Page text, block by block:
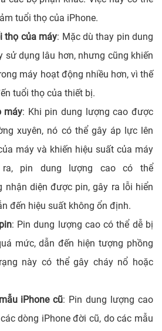
tuổi thọ của iPhone.
thọ của máy: Mặc dù thay pin dung
sử dụng lâu hơn, nhưng cũng khiến
máy hoạt động nhiều hơn, vì thế
tuổi thọ của thiết bị.
máy: Khi pin dung lượng cao được
xuyên, nó có thể gây áp lực lên
máy và khiến hiệu suất của máy
pin dung lượng cao có thể
nhận diện được pin, gây ra lỗi hiển
đến hiệu suất không ổn định.
: Pin dung lượng cao có thể dễ bị
mức, dẫn đến hiện tượng phồng
này có thể gây cháy nổ hoặc
iPhone cũ: Pin dung lượng cao
dòng iPhone đời cũ, do các mẫu